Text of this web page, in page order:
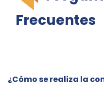
Frecuentes
¿Cómo se realiza la